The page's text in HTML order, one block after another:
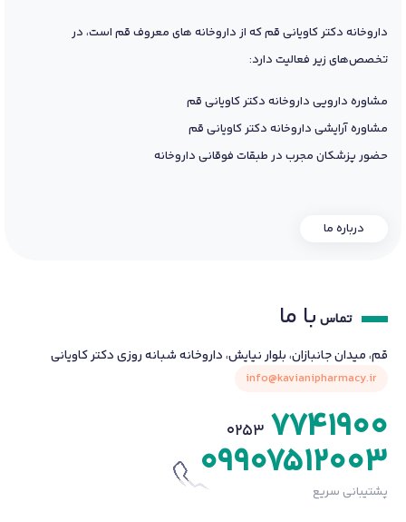
داروخانه دکتر کاویانی قم که از داروخانه های معروف قم است، در
تخصص‌های زیر فعالیت دارد:
مشاوره دارویی داروخانه دکتر کاویانی قم
مشاوره آرایشی داروخانه دکتر کاویانی قم
حضور پزشکان مجرب در طبقات فوقانی داروخانه
درباره ما
تماس با ما
قم، میدان جانبازان، بلوار نیایش، داروخانه شبانه روزی دکتر کاویانی
info@kavianipharmacy.ir
0253 7741900
09907512003
پشتیبانی سریع